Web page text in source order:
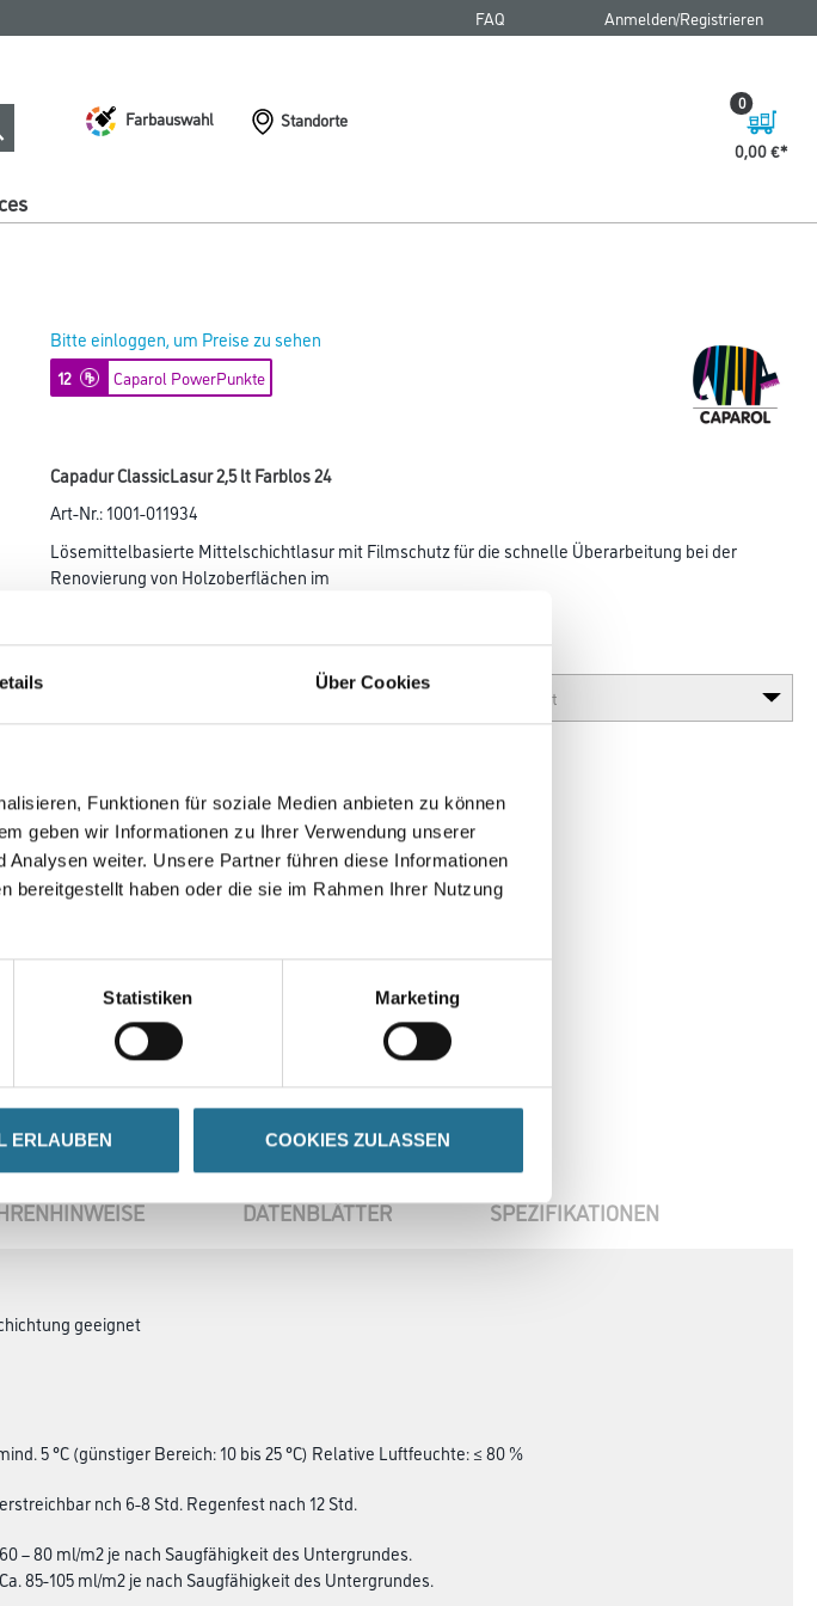
Über Cookies
Funktionen für soziale Medien anbieten zu können
geben wir Informationen zu Ihrer Verwendung unserer
weiter. Unsere Partner führen diese Informationen
bereitgestellt haben oder die sie im Rahmen Ihrer Nutzung
Statistiken Marketing
ERLAUBEN COOKIES ZULASSEN
FAQ Anmelden/Registrieren
Farbauswahl
Standorte
0,00 €
0
Bitte einloggen, um Preise zu sehen
12 Caparol PowerPunkte
Capadur ClassicLasur 2,5 lt Farblos 24
Art-Nr.:1001-011934
Lösemittelbasierte Mittelschichtlasur mit Filmschutz für die schnelle Überarbeitung bei der
Renovierung von Holzoberflächen im
Umrechnungsfaktoren
Zur Farbauswahl für Ihren
DATENBLÄTTER SPEZIFIKATIONEN
geeignet
5 °C (günstiger Bereich: 10 bis 25 °C) Relative Luftfeuchte: ≤ 80 %
nch 6-8 Std. Regenfest nach 12 Std.
– 80 ml/m2 je nach Saug­fähig­keit des Untergrundes.
85-105 ml/m2 je nach Saugfähigkeit des Untergrundes.